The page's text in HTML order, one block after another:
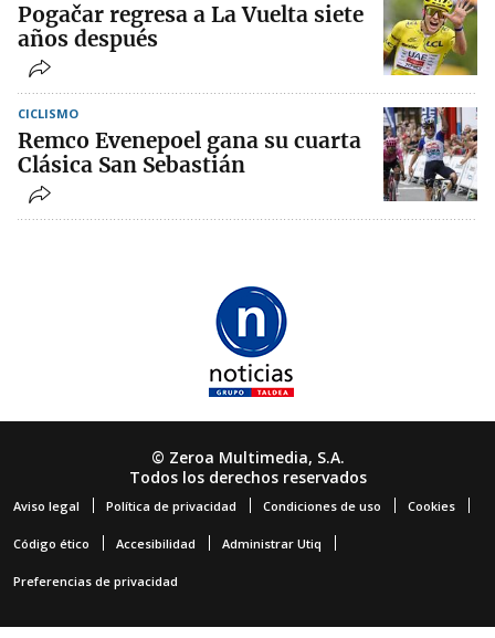
Pogačar regresa a La Vuelta siete
años después
CICLISMO
Remco Evenepoel gana su cuarta
Clásica San Sebastián
© Zeroa Multimedia, S.A.
Todos los derechos reservados
Aviso legal Política de privacidad Condiciones de uso Cookies
Código ético Accesibilidad Administrar Utiq
Preferencias de privacidad